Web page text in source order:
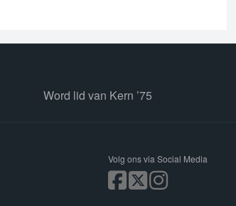
Word lid van Kern ’75
Volg ons via Social Media